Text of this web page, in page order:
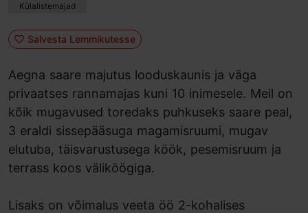
Külalistemajad
Salvesta Lemmikutesse
Aegna saare majutus looduskaunis ja väga
privaatses rannamajas kuni 10 inimesele. Meil on
kõik mugavused toredaks puhkuseks saare peal,
3 eraldi sissepääsuga magamisruumi, mugav
elutuba, täisvarustusega köök, pesemisruum ja
terrass koos väliköögiga.
Lisaks on võimalus veeta öö 2-kohalises